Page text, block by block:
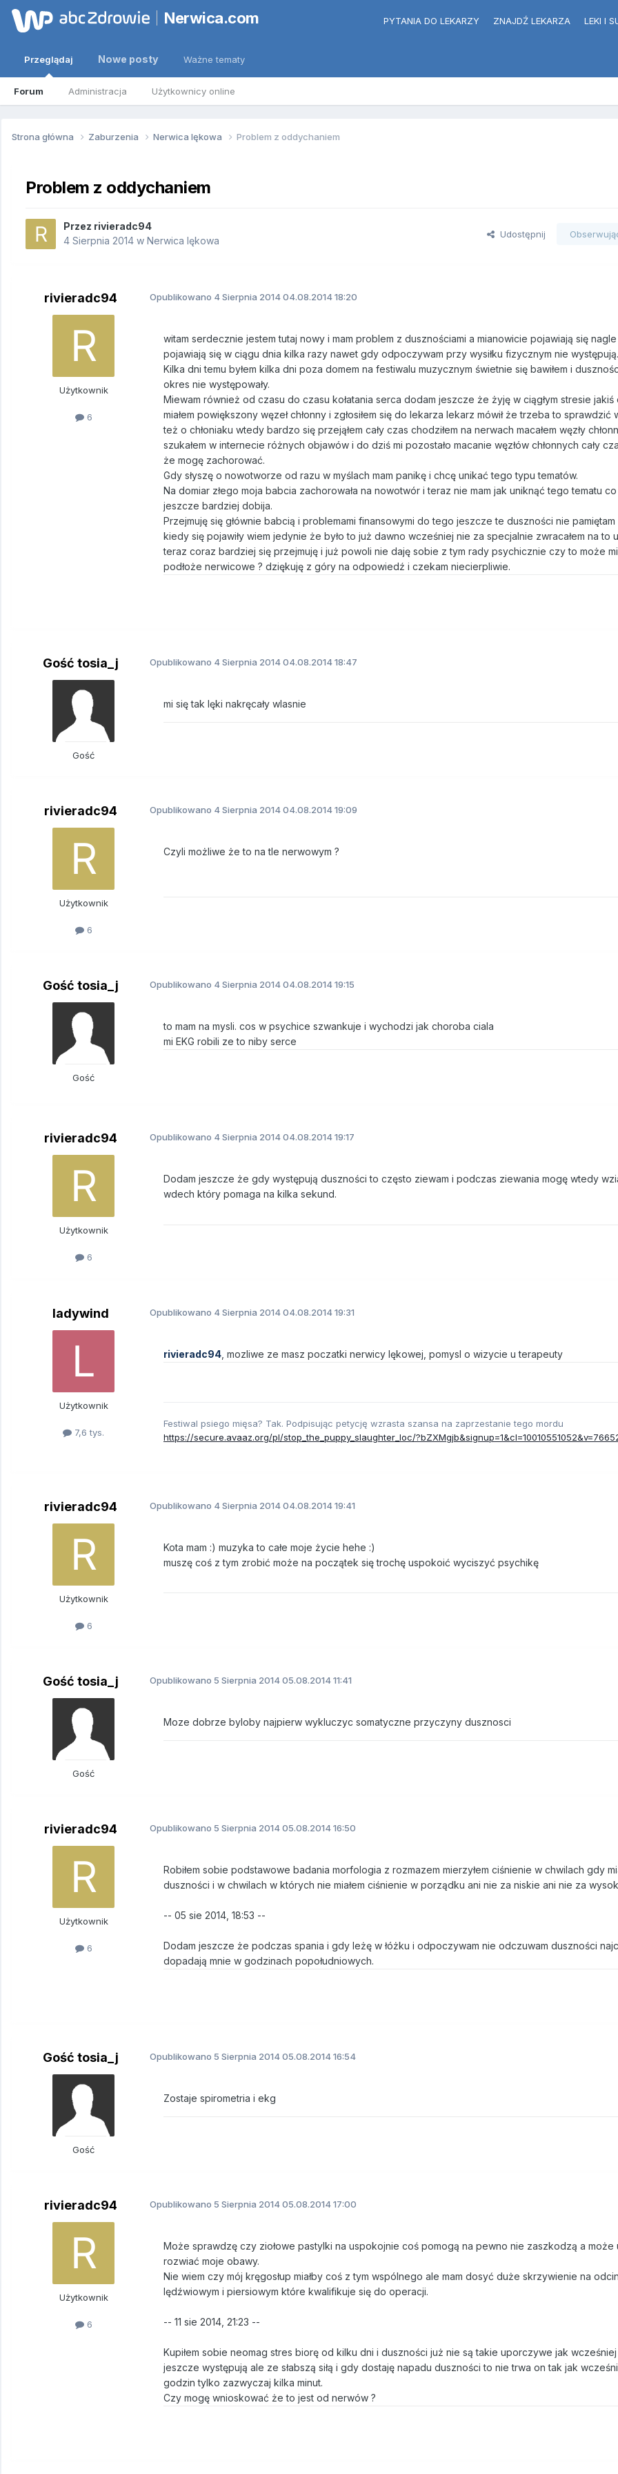
Nerwica.com PYTANIA DO LEKARZY ZNAJDŹ LEKARZA LEKI I
Przeglądaj
Forum Administracja Użytkownicy online
Nowe posty Ważne tematy
Strona główna Zaburzenia Nerwica lękowa Problem z oddychaniem
Problem z oddychaniem
Przez rivieradc94
4 Sierpnia 2014 w Nerwica lękowa
Udostępnij
rivieradc94
Użytkownik
6
Opublikowano 4 Sierpnia 201404.08.2014 18:20
witam serdecznie jestem tutaj nowy i mam problem z dusznościami a mianowicie pojawiają się
pojawiają się w ciągu dnia kilka razy nawet gdy odpoczywam przy wysiłku fizycznym nie występują.
Kilka dni temu byłem kilka dni poza domem na festiwalu muzycznym świetnie się bawiłem i
okres nie występowały.
Miewam również od czasu do czasu kołatania serca dodam jeszcze że żyję w ciągłym stresie jakiś
miałem powiększony węzeł chłonny i zgłosiłem się do lekarza lekarz mówił że trzeba to sprawdzić
też o chłoniaku wtedy bardzo się przejąłem cały czas chodziłem na nerwach macałem węzły
szukałem w internecie różnych objawów i do dziś mi pozostało macanie węzłów chłonnych cały
że mogę zachorować.
Gdy słyszę o nowotworze od razu w myślach mam panikę i chcę unikać tego typu tematów.
Na domiar złego moja babcia zachorowała na nowotwór i teraz nie mam jak uniknąć tego tematu
jeszcze bardziej dobija.
Przejmuję się głównie babcią i problemami finansowymi do tego jeszcze te duszności nie pamiętam
kiedy się pojawiły wiem jedynie że było to już dawno wcześniej nie za specjalnie zwracałem na to
teraz coraz bardziej się przejmuję i już powoli nie daję sobie z tym rady psychicznie czy to może
podłoże nerwicowe ? dziękuję z góry na odpowiedź i czekam niecierpliwie.
Gość tosia_j
Gość
Opublikowano 4 Sierpnia 201404.08.2014 18:47
mi się tak lęki nakręcały wlasnie
rivieradc94
Użytkownik
6
Opublikowano 4 Sierpnia 201404.08.2014 19:09
Czyli możliwe że to na tle nerwowym ?
Gość tosia_j
Gość
Opublikowano 4 Sierpnia 201404.08.2014 19:15
to mam na mysli. cos w psychice szwankuje i wychodzi jak choroba ciala
mi EKG robili ze to niby serce
rivieradc94
Użytkownik
6
Opublikowano 4 Sierpnia 201404.08.2014 19:17
Dodam jeszcze że gdy występują duszności to często ziewam i podczas ziewania mogę wtedy
wdech który pomaga na kilka sekund.
ladywind
Użytkownik
7,6 tys.
Opublikowano 4 Sierpnia 201404.08.2014 19:31
rivieradc94 , mozliwe ze masz poczatki nerwicy lękowej, pomysl o wizycie u terapeuty
Festiwal psiego mięsa? Tak. Podpisując petycję wzrasta szansa na zaprzestanie tego mordu
https://secure.avaaz.org/pl/stop_the_puppy_slaughter_loc/
rivieradc94
Użytkownik
6
Opublikowano 4 Sierpnia 201404.08.2014 19:41
Kota mam :) muzyka to całe moje życie hehe :)
muszę coś z tym zrobić może na początek się trochę uspokoić wyciszyć psychikę
Gość tosia_j
Gość
Opublikowano 5 Sierpnia 201405.08.2014 11:41
Moze dobrze byloby najpierw wykluczyc somatyczne przyczyny dusznosci
rivieradc94
Użytkownik
6
Opublikowano 5 Sierpnia 201405.08.2014 16:50
Robiłem sobie podstawowe badania morfologia z rozmazem mierzyłem ciśnienie w chwilach gdy
duszności i w chwilach w których nie miałem ciśnienie w porządku ani nie za niskie ani nie za
-- 05 sie 2014, 18:53 --
Dodam jeszcze że podczas spania i gdy leżę w łóżku i odpoczywam nie odczuwam duszności
dopadają mnie w godzinach popołudniowych.
Gość tosia_j
Gość
Opublikowano 5 Sierpnia 201405.08.2014 16:54
Zostaje spirometria i ekg
rivieradc94
Użytkownik
6
Opublikowano 5 Sierpnia 201405.08.2014 17:00
Może sprawdzę czy ziołowe pastylki na uspokojnie coś pomogą na pewno nie zaszkodzą a może
rozwiać moje obawy.
Nie wiem czy mój kręgosłup miałby coś z tym wspólnego ale mam dosyć duże skrzywienie na
lędźwiowym i piersiowym które kwalifikuje się do operacji.
-- 11 sie 2014, 21:23 --
Kupiłem sobie neomag stres biorę od kilku dni i duszności już nie są takie uporczywe jak
jeszcze występują ale ze słabszą siłą i gdy dostaję napadu duszności to nie trwa on tak jak
godzin tylko zazwyczaj kilka minut.
Czy mogę wnioskować że to jest od nerwów ?